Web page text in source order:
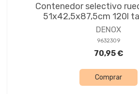
Contenedor selectivo
51x42,5x87,5cm 120l
DENOX
9632309
70,95 €
Comprar